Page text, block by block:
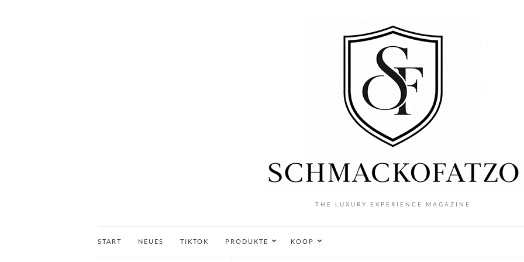
THE LUXURY EXPERIENCE MAGAZINE
START NEUES TIKTOK PRODUKTE KOOP